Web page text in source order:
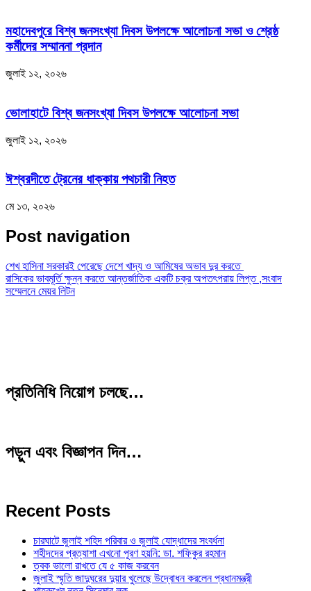
মহাদেবপুরে বিশ্ব জনসংখ্যা দিবস উপলক্ষে আলোচনা সভা ও শ্রেষ্ঠ
কর্মীদের সম্মাননা প্রদান
জুলাই ১২, ২০২৬
ভোলাহাটে বিশ্ব জনসংখ্যা দিবস উপলক্ষে আলোচনা সভা
জুলাই ১২, ২০২৬
ঈশ্বরদীতে ট্রেনের ধাক্কায় পথচারী নিহত
মে ১৩, ২০২৬
Post navigation
শেখ হাসিনা সরকারই পেরেছে দেশে খাদ্য ও আমিষের অভাব দুর করতে
রাসিকের ভাবমূর্তি ক্ষুন্ন করতে আন্তর্জাতিক একটি চক্র অপতৎপরায় লিপ্ত ,সংবাদ
সম্মেলনে মেয়র লিটন
প্রতিনিধি নিয়োগ চলছে…
পড়ুন এবং বিজ্ঞাপন দিন…
Recent Posts
চারঘাটে জুলাই শহিদ পরিবার ও জুলাই যোদ্ধাদের সংবর্ধনা
শহীদদের প্রত্যাশা এখনো পূরণ হয়নি: ডা. শফিকুর রহমান
ত্বক ভালো রাখতে যে ৫ কাজ করবেন
জুলাই স্মৃতি জাদুঘরের দুয়ার খুলেছে উদ্বোধন করলেন প্রধানমন্ত্রী